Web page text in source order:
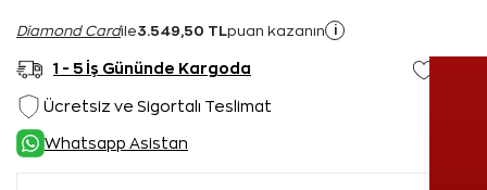
Diamond Cardile3.549,50 TL puan kazanın i
1 - 5 İş Gününde Kargoda
Ücretsiz ve Sigortalı Teslimat
Whatsapp Asistan